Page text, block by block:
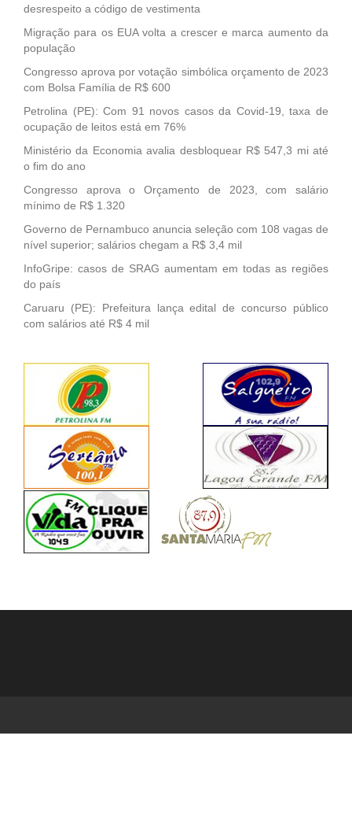
desrespeito a código de vestimenta
Migração para os EUA volta a crescer e marca aumento da
população
Congresso aprova por votação simbólica orçamento de 2023
com Bolsa Família de R$ 600
Petrolina (PE): Com 91 novos casos da Covid-19, taxa de
ocupação de leitos está em 76%
Ministério da Economia avalia desbloquear R$ 547,3 mi até
o fim do ano
Congresso aprova o Orçamento de 2023, com salário
mínimo de R$ 1.320
Governo de Pernambuco anuncia seleção com 108 vagas de
nível superior; salários chegam a R$ 3,4 mil
InfoGripe: casos de SRAG aumentam em todas as regiões
do país
Caruaru (PE): Prefeitura lança edital de concurso público
com salários até R$ 4 mil